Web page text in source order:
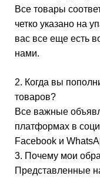
Все товары
четко указано на
вас все еще есть
нами.
2. Когда вы
товаров?
Все важные
платформах в
Facebook и
3. Почему мои
Представленные